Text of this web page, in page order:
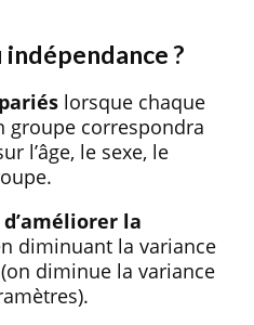
?
lorsque chaque
groupe correspondra
l’âge, le sexe, le
d’améliorer la
diminuant la variance
diminue la variance